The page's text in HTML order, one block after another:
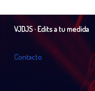
VJDJS · Edits a tu medida
Contacto